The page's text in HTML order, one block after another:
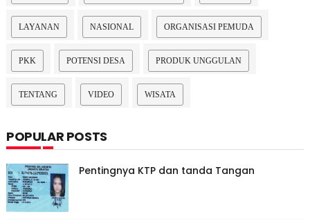
LAYANAN NASIONAL ORGANISASI PEMUDA
PKK POTENSI DESA PRODUK UNGGULAN
TENTANG VIDEO WISATA
POPULAR POSTS
Pentingnya KTP dan tanda Tangan